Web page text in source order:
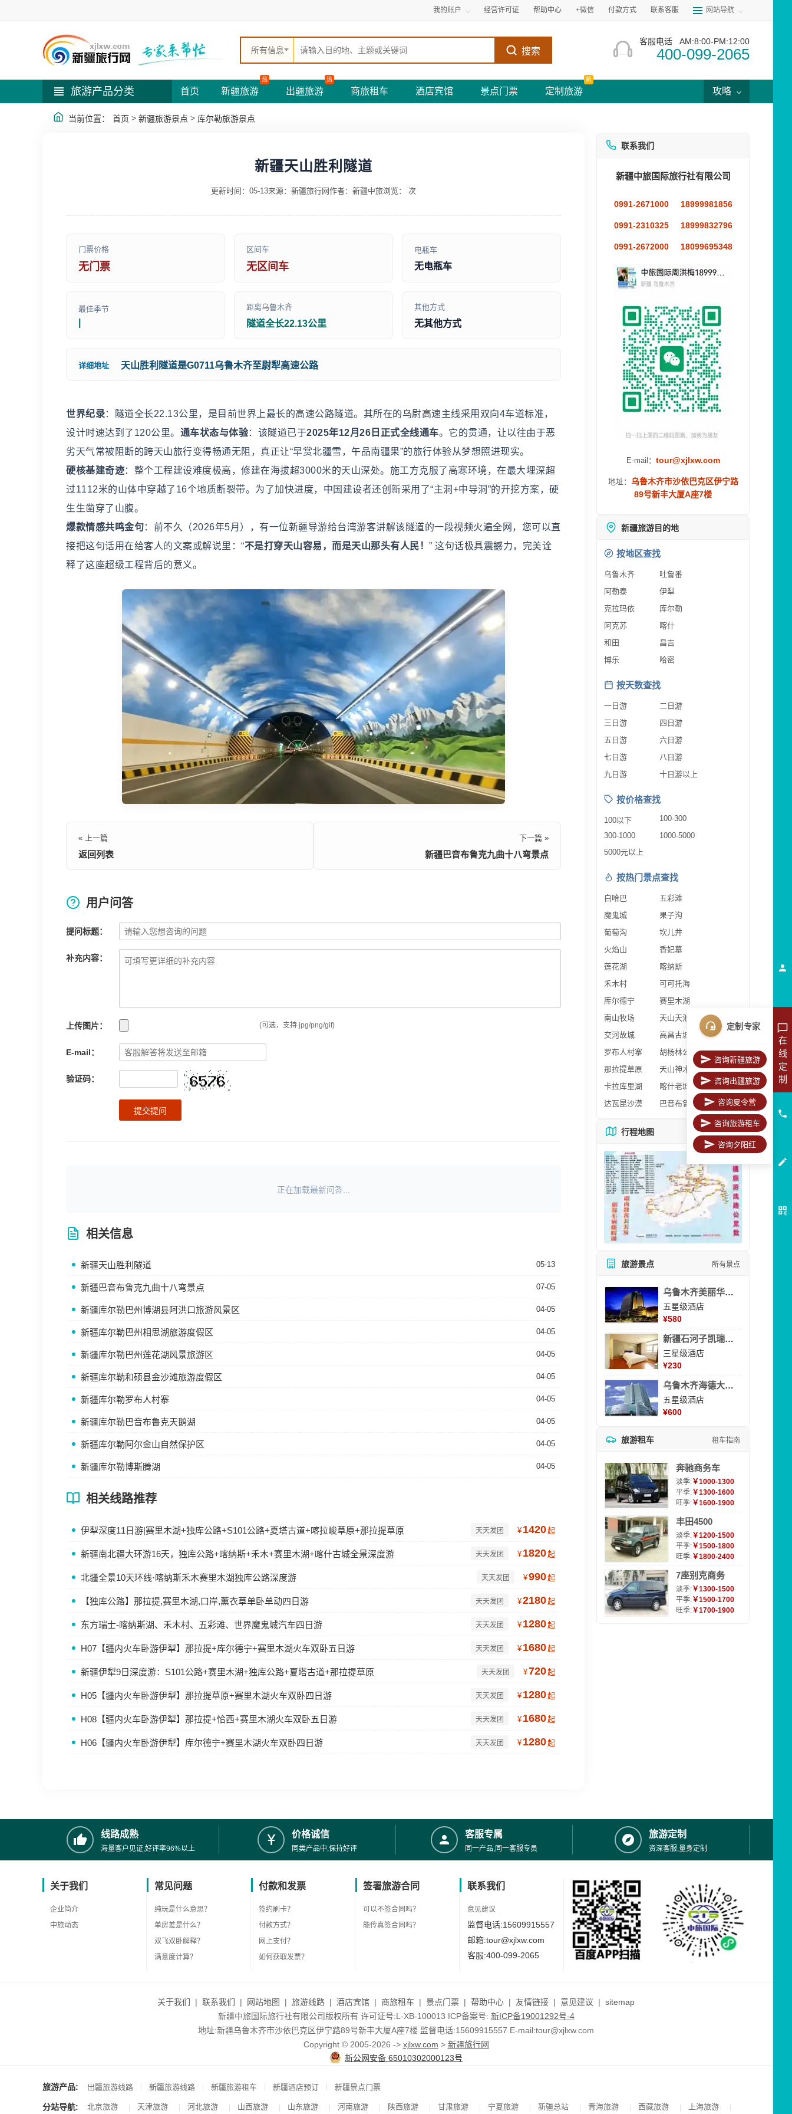
我的账户 经营许可证 帮助中心 +微信 付款方式 联系客服 网站导航
所有信息 搜索
客服电话 AM:8:00-PM:12:00
400-099-2065
旅游产品分类 首页 新疆旅游
热
出疆旅游
热
商旅租车 酒店宾馆 景点门票 定制旅游
新
攻略
当前位置： 首页 > 新疆旅游景点 > 库尔勒旅游景点
新疆天山胜利隧道
更新时间：05-13来源：新疆旅行网作者：新疆中旅浏览： 次
门票价格
无门票
区间车
无区间车
电瓶车
无电瓶车
最佳季节 距离乌鲁木齐
隧道全长22.13公里
其他方式
无其他方式
详细地址 天山胜利隧道是G0711乌鲁木齐至尉犁高速公路
世界纪录：隧道全长22.13公里，是目前世界上最长的高速公路隧道。其所在的乌尉高速主线采用双向4车道标准，
设计时速达到了120公里。 通车状态与体验：该隧道已于2025年12月26日正式全线通车。它的贯通，让以往由于恶
劣天气常被阻断的跨天山旅行变得畅通无阻，真正让“早赏北疆雪，午品南疆果”的旅行体验从梦想照进现实。
硬核基建奇迹：整个工程建设难度极高，修建在海拔超3000米的天山深处。施工方克服了高寒环境，在最大埋深超
过1112米的山体中穿越了16个地质断裂带。为了加快进度，中国建设者还创新采用了“主洞+中导洞”的开挖方案，硬
生生凿穿了山腹。
爆款情感共鸣金句：前不久（2026年5月），有一位新疆导游给台湾游客讲解该隧道的一段视频火遍全网，您可以直
接把这句话用在给客人的文案或解说里：“不是打穿天山容易，而是天山那头有人民！ ” 这句话极具震撼力，完美诠
释了这座超级工程背后的意义。
« 上一篇
返回列表
下一篇 »
新疆巴音布鲁克九曲十八弯景点
用户问答
提问标题：
补充内容：
上传图片： (可选，支持 jpg/png/gif)
E-mail：
验证码：
提交提问
正在加载最新问答...
相关信息
新疆天山胜利隧道 05-13
新疆巴音布鲁克九曲十八弯景点 07-05
新疆库尔勒巴州博湖县阿洪口旅游风景区 04-05
新疆库尔勒巴州相思湖旅游度假区 04-05
新疆库尔勒巴州莲花湖风景旅游区 04-05
新疆库尔勒和硕县金沙滩旅游度假区 04-05
新疆库尔勒罗布人村寨 04-05
新疆库尔勒巴音布鲁克天鹅湖 04-05
新疆库尔勒阿尔金山自然保护区 04-05
新疆库尔勒博斯腾湖 04-05
相关线路推荐
伊犁深度11日游|赛里木湖+独库公路+S101公路+夏塔古道+喀拉峻草原+那拉提草原 天天发团 ¥ 1420起
新疆南北疆大环游16天，独库公路+喀纳斯+禾木+赛里木湖+喀什古城全景深度游 天天发团 ¥ 1820起
北疆全景10天环线·喀纳斯禾木赛里木湖独库公路深度游 天天发团 ¥990起
【独库公路】那拉提,赛里木湖,口岸,薰衣草单卧单动四日游 天天发团 ¥2180起
东方瑞士-喀纳斯湖、禾木村、五彩滩、世界魔鬼城汽车四日游 天天发团 ¥ 1280起
H07【疆内火车卧游伊犁】那拉提+库尔德宁+赛里木湖火车双卧五日游 天天发团 ¥ 1680起
新疆伊犁9日深度游：S101公路+赛里木湖+独库公路+夏塔古道+那拉提草原 天天发团 ¥720起
H05【疆内火车卧游伊犁】那拉提草原+赛里木湖火车双卧四日游 天天发团 ¥ 1280起
H08【疆内火车卧游伊犁】那拉提+恰西+赛里木湖火车双卧五日游 天天发团 ¥ 1680起
H06【疆内火车卧游伊犁】库尔德宁+赛里木湖火车双卧四日游 天天发团 ¥ 1280起
联系我们
新疆中旅国际旅行社有限公司
0991-2671000 18999981856
0991-2310325 18999832796
0991-2672000 18099695348
E-mail： tour@xjlxw.com
地址： 乌鲁木齐市沙依巴克区伊宁路
89号新丰大厦A座7楼
新疆旅游目的地
按地区查找
乌鲁木齐
吐鲁番
阿勒泰
伊犁
克拉玛依
库尔勒
阿克苏
喀什
和田
昌吉
博乐
哈密
按天数查找
一日游
二日游
三日游
四日游
五日游
六日游
七日游
八日游
九日游
十日游以上
按价格查找
100以下
100-300
300-1000
1000-5000
5000元以上
按热门景点查找
白哈巴
五彩滩
魔鬼城
果子沟
葡萄沟
坎儿井
火焰山
香妃墓
莲花湖
喀纳斯
禾木村
可可托海
库尔德宁
赛里木湖
南山牧场
天山天池
交河故城
高昌古城
罗布人村寨
胡杨林公园
那拉提草原
天山神木园
卡拉库里湖
喀什老城区
达瓦昆沙漠
巴音布鲁克
行程地图 更多地图
旅游景点 所有景点
乌鲁木齐美丽华大酒
五星级酒店
¥580
新疆石河子凯瑞酒店
三星级酒店
¥230
乌鲁木齐海德大酒店
五星级酒店
¥600
旅游租车 租车指南
奔驰商务车
淡季:￥1000-1300
平季:￥1300-1600
旺季:￥1600-1900
丰田4500
淡季:￥1200-1500
平季:￥1500-1800
旺季:￥1800-2400
7座别克商务
淡季:￥1300-1500
平季:￥1500-1700
旺季:￥1700-1900
线路成熟
海量客户见证,好评率96%以上
价格诚信
同类产品中,保持好评
客服专属
同一产品,同一客服专员
旅游定制
资深客服,量身定制
关于我们
企业简介
中旅动态
常见问题
纯玩是什么意思？
单房差是什么？
双飞双卧解释？
满意度计算？
付款和发票
签约刷卡？
付款方式？
网上支付？
如何获取发票？
签署旅游合同
可以不签合同吗？
能传真签合同吗？
联系我们
意见建议
监督电话:15609915557
邮箱:tour@xjlxw.com
客服:400-099-2065
关于我们 | 联系我们 | 网站地图 | 旅游线路 | 酒店宾馆 | 商旅租车 | 景点门票 | 帮助中心 | 友情链接 | 意见建议 | sitemap
新疆中旅国际旅行社有限公司版权所有 许可证号:L-XB-100013 ICP备案号: 新ICP备19001292号-4
地址:新疆乌鲁木齐市沙依巴克区伊宁路89号新丰大厦A座7楼 监督电话:15609915557 E-mail:tour@xjlxw.com
Copyright © 2005-2026 -> xjlxw.com > 新疆旅行网
新公网安备 65010302000123号
旅游产品: 出疆旅游线路 新疆旅游线路 新疆旅游租车 新疆酒店预订 新疆景点门票
分站导航: 北京旅游 天津旅游 河北旅游 山西旅游 山东旅游 河南旅游 陕西旅游 甘肃旅游 宁夏旅游 新疆总站 青海旅游 西藏旅游 上海旅游
在
线
定
制
定制专家
咨询新疆旅游
咨询出疆旅游
咨询夏令营
咨询旅游租车
咨询夕阳红